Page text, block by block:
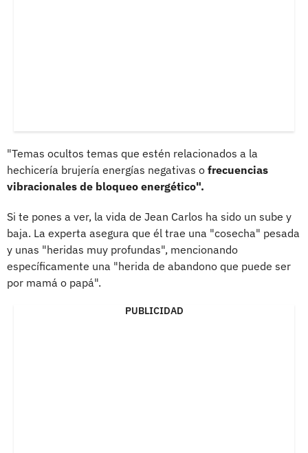
"Temas ocultos temas que estén relacionados a la
hechicería brujería energías negativas o frecuencias
vibracionales de bloqueo energético".
Si te pones a ver, la vida de Jean Carlos ha sido un sube y
baja. La experta asegura que él trae una "cosecha" pesada
y unas "heridas muy profundas", mencionando
específicamente una "herida de abandono que puede ser
por mamá o papá".
PUBLICIDAD